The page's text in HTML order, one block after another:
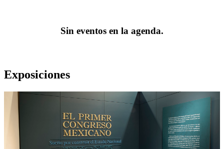
Sin eventos en la agenda.
Exposiciones